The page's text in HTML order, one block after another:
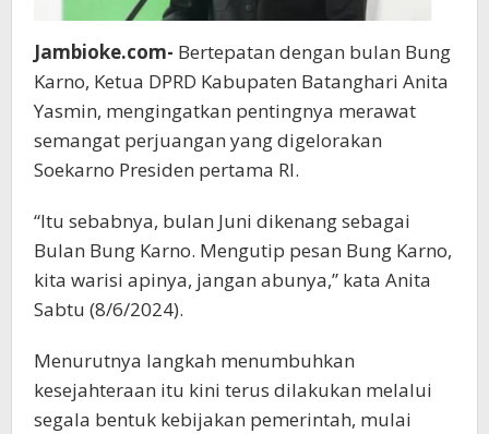
Jambioke.com- Bertepatan dengan bulan Bung
Karno, Ketua DPRD Kabupaten Batanghari Anita
Yasmin, mengingatkan pentingnya merawat
semangat perjuangan yang digelorakan
Soekarno Presiden pertama RI.
“Itu sebabnya, bulan Juni dikenang sebagai
Bulan Bung Karno. Mengutip pesan Bung Karno,
kita warisi apinya, jangan abunya,” kata Anita
Sabtu (8/6/2024).
Menurutnya langkah menumbuhkan
kesejahteraan itu kini terus dilakukan melalui
segala bentuk kebijakan pemerintah, mulai